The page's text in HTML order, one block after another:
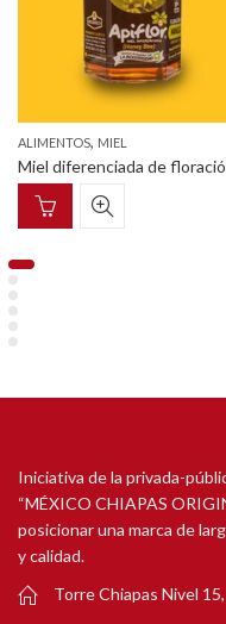
,MIEL
Miel diferenciada de floración de mangle frasco de vidrio hexagonal con tapa metálica 350g
Iniciativa de la privada-
“MÉXICO CHIAPAS
posicionar una marca de
y calidad.
Torre Chiapas Nivel